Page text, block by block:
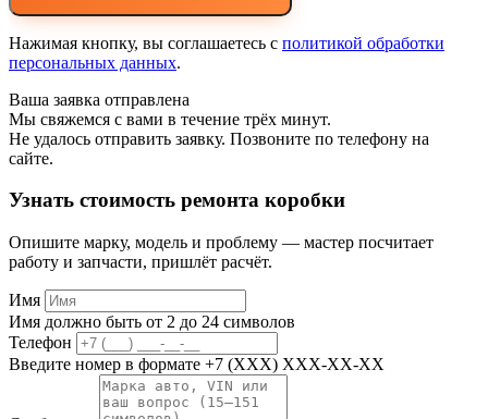
Нажимая кнопку, вы соглашаетесь с политикой обработки
персональных данных.
Ваша заявка отправлена
Мы свяжемся с вами в течение трёх минут.
Не удалось отправить заявку. Позвоните по телефону на
сайте.
Узнать стоимость ремонта коробки
Опишите марку, модель и проблему — мастер посчитает
работу и запчасти, пришлёт расчёт.
Имя
Имя должно быть от 2 до 24 символов
Телефон
Введите номер в формате +7 (XXX) XXX-XX-XX